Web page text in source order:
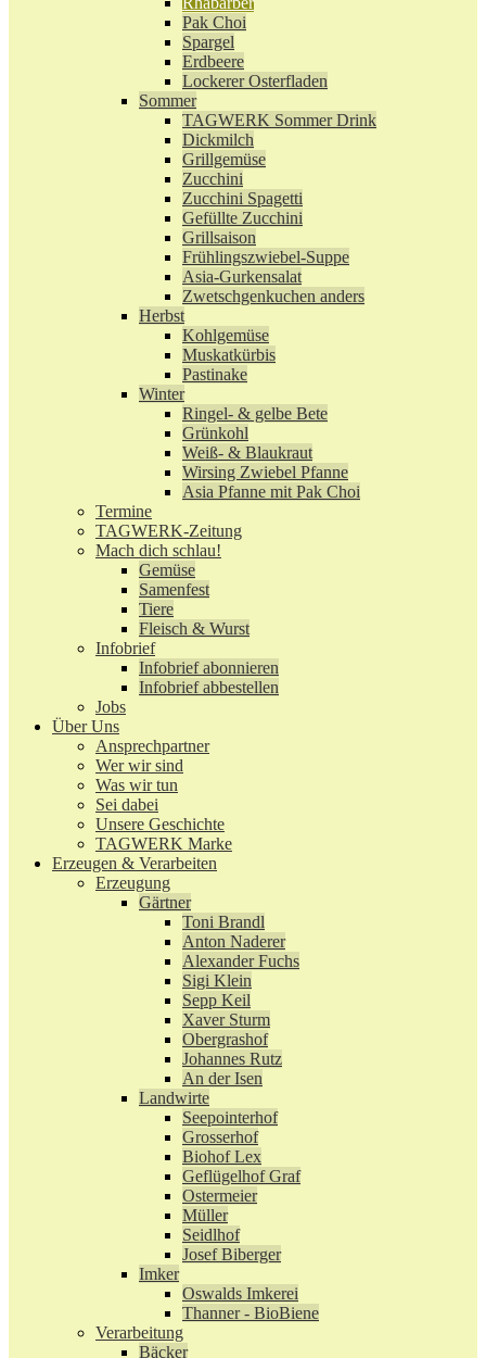
Pak Choi
Spargel
Erdbeere
Lockerer Osterfladen
Sommer
TAGWERK Sommer Drink
Dickmilch
Grillgemüse
Zucchini
Zucchini Spagetti
Gefüllte Zucchini
Grillsaison
Frühlingszwiebel-Suppe
Asia-Gurkensalat
Zwetschgenkuchen anders
Herbst
Kohlgemüse
Muskatkürbis
Pastinake
Winter
Ringel- & gelbe Bete
Grünkohl
Weiß- & Blaukraut
Wirsing Zwiebel Pfanne
Asia Pfanne mit Pak Choi
Termine
TAGWERK-Zeitung
Mach dich schlau!
Gemüse
Samenfest
Tiere
Fleisch & Wurst
Infobrief
Infobrief abonnieren
Infobrief abbestellen
Jobs
Über Uns
Ansprechpartner
Wer wir sind
Was wir tun
Sei dabei
Unsere Geschichte
TAGWERK Marke
Erzeugen & Verarbeiten
Erzeugung
Gärtner
Toni Brandl
Anton Naderer
Alexander Fuchs
Sigi Klein
Sepp Keil
Xaver Sturm
Obergrashof
Johannes Rutz
An der Isen
Landwirte
Seepointerhof
Grosserhof
Biohof Lex
Geflügelhof Graf
Ostermeier
Müller
Seidlhof
Josef Biberger
Imker
Oswalds Imkerei
Thanner - BioBiene
Verarbeitung
Bäcker